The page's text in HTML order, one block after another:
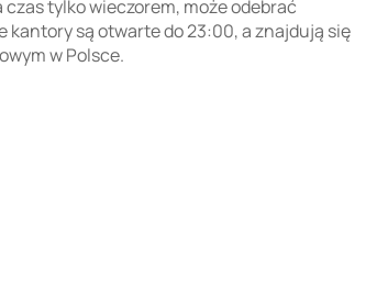
tylko wieczorem, może odebrać
kantory są otwarte do 23:00, a znajdują się
w Polsce.